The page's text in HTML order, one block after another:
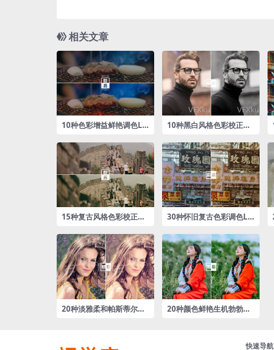
相关文章
10种色彩增益‌鲜艳调色LU
10种黑白风格色彩校正调
15种复古风格色彩校正调
30种怀旧复古色彩调色LU
20种淡雅柔和帕斯蒂尔风
20种颜色鲜艳生机勃勃调
快速导航